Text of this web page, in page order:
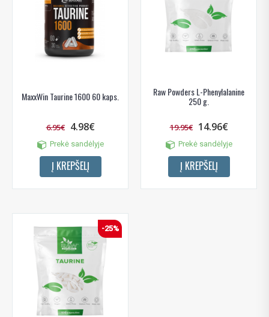
MaxxWin Taurine 1600 60 kaps.
6.95€ 4.98€
Prekė sandėlyje
Į KREPŠELĮ
Raw Powders L-Phenylalanine
250 g.
19.95€ 14.96€
Prekė sandėlyje
Į KREPŠELĮ
-25%